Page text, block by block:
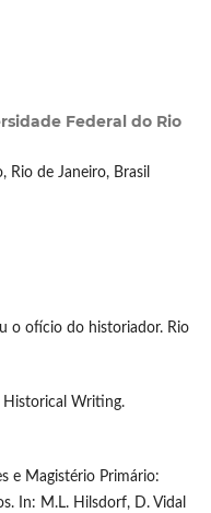
Federal do Rio
Rio de Janeiro, Brasil
o ofício do historiador. Rio
Historical Writing.
e Magistério Primário:
In: M.L. Hilsdorf, D. Vidal